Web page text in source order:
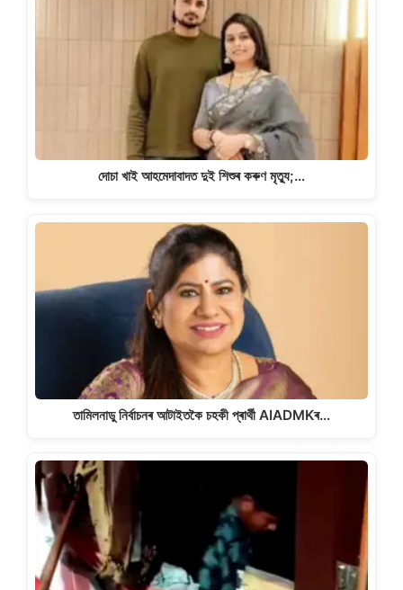
দোচা খাই আহমেদাবাদত দুই শিশুৰ কৰুণ মৃত্যু;…
তামিলনাডু নিৰ্বাচনৰ আটাইতকৈ চহকী প্ৰাৰ্থী AIADMKৰ…